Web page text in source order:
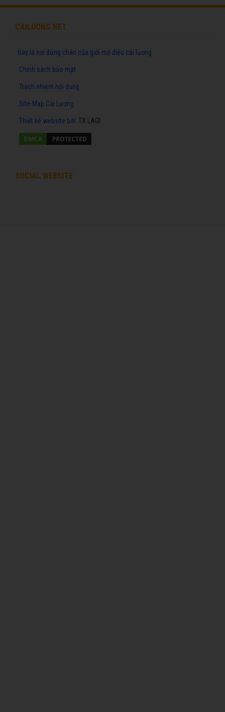
CAILUONG.NET
Đây là nơi dừng chân của giới mộ điệu cải lương
Chính sách bảo mật
Trách nhiệm nội dung
Site-Map Cải Lương
Thiết kế website bởi: TX LAGI
SOCIAL WEBSITE